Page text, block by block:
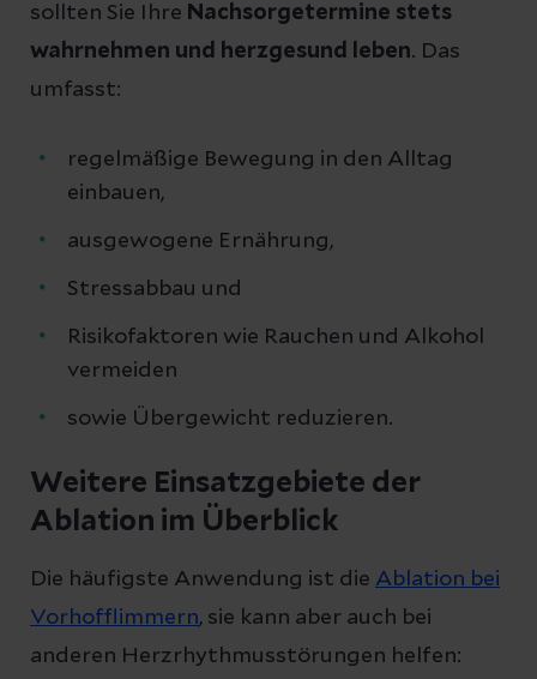
sollten Sie Ihre Nachsorgetermine stets
wahrnehmen und herzgesund leben. Das
umfasst:
regelmäßige Bewegung in den Alltag
einbauen,
ausgewogene Ernährung,
Stressabbau und
Risikofaktoren wie Rauchen und Alkohol
vermeiden
sowie Übergewicht reduzieren.
Weitere Einsatzgebiete der
Ablation im Überblick
Die häufigste Anwendung ist die Ablation bei
Vorhofflimmern, sie kann aber auch bei
anderen Herzrhythmusstörungen helfen: